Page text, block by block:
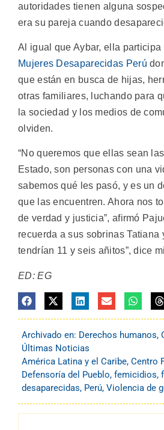
autoridades tienen alguna
era su pareja cuando
Al igual que Aybar, ella
Mujeres Desaparecidas Perú
que están en busca de hijas,
otras familiares, luchando para
la sociedad y los medios de
olviden.
“No queremos que ellas sean
Estado, son personas con una
sabemos qué les pasó, y es un
que las encuentren. Ahora nos
de verdad y justicia”, afirmó
recuerda a sus sobrinas Tatiana
tendrían 11 y seis añitos”, dice
ED: EG
Archivado en: Derechos humanos,
Últimas Noticias
América Latina y el Caribe, Centro
Defensoría del Pueblo, femicidios,
desaparecidas, Perú, Violencia de